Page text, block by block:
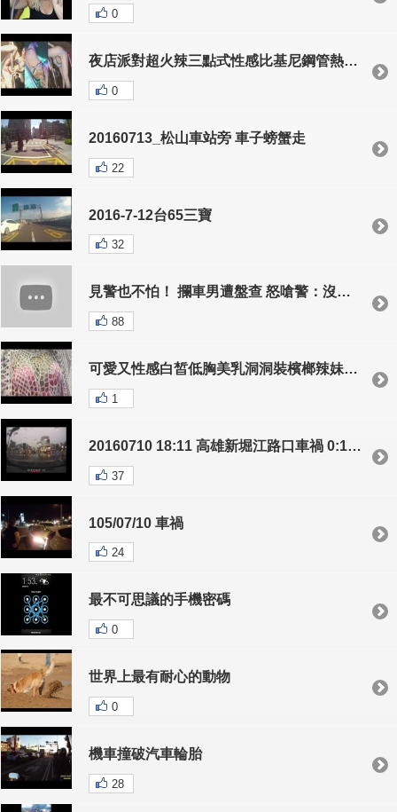
0
夜店派對超火辣三點式性感比基尼鋼管熱舞影片流出
0
20160713_松山車站旁 車子螃蟹走
22
2016-7-12台65三寶
32
見警也不怕！ 攔車男遭盤查 怒嗆警：沒教養
88
可愛又性感白皙低胸美乳洞洞裝檳榔辣妹直播放送福利哥哥快來買檳榔不然妹妹要吃土了
1
20160710 18:11 高雄新堀江路口車禍 0:16秒處
37
105/07/10 車禍
24
最不可思議的手機密碼
0
世界上最有耐心的動物
0
機車撞破汽車輪胎
28